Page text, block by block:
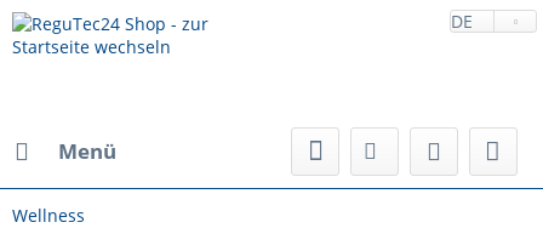
DE
Menü
Wellness